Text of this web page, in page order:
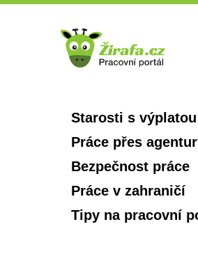
Starosti s výplatou
Práce přes
Bezpečnost práce
Práce v zahraničí
Tipy na pracovní